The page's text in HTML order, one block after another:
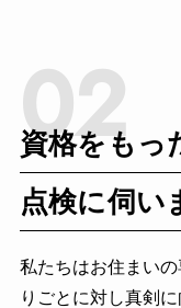
02
資格をもっ
点検に伺い
私たちはお住まい
りごとに対し真剣に